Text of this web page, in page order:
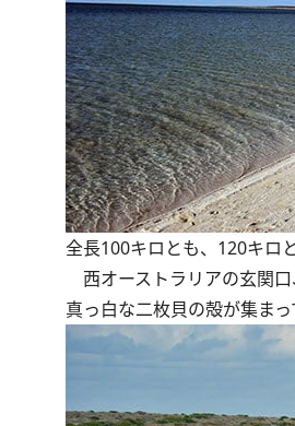
全長100キロとも、120キロ
西オーストラリアの玄関口
真っ白な二枚貝の殻が集まっ